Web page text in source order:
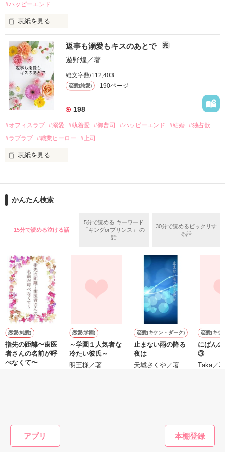
アプリ
酔った勢いで一夜を共にしてしまった。
さらに、美桜が初めてだと知った哲平は
『責任をとる、結婚しよう』と真っ直ぐに告げてきた。
戸惑う美桜とは裏腹に、好きという気持ちを隠すことなく
甘やかしてくる。
そんなある日、哲平は美桜がストーカー被害に
遭っていることを知る。
美桜を守るため、哲平は同居を提案してきて――。
夏木美桜(なつきみお)
鳴海哲平 (なるみてっぺい)
2026.6.5～2026.7.25
＊以前、公開していた話の改稿版です＊
作品を読む
#ハッピーエンド
表紙を見る
おかしな噂を流されて前の職場でうまくいかなかった梅田美
桜は、海外で傷心旅行をしていたところ、日本人美青年と出会
い、酒の勢いもあり一夜限りの関係となる。
帰国後、美桜は新しい職場でワンナイトした美青年と再会。
なんと彼の正体は、とある財閥御曹司にも関わらず、一族を離
れて起業した新進気鋭の実業家、社内でも冷徹だと評判な社長
――御影恭司その人だったのだ――！
なぜか恭司から飼い猫の世話係を命じられた美桜は、猫の世
の関係となってしまい――？
返事も溺愛もキスのあとで 完
遊野煌／著
総文字数/112,403
恋愛(純愛) 190ページ
198
#オフィスラブ #溺愛 #執着愛 #御曹司 #ハッピーエンド #結婚 #独占欲
#ラブラブ #職業ヒーロー #上司
表紙を見る
ションの企画戦略室で働いている。
めた、同期で恋人の石垣守（26）がいるのだが、後輩の姫原由
守と由羅から『便利屋雛子』と馬鹿にされ、一人こっそり泣い
ていた雛子に、企画戦略室の上司である雪瀬鷹哉（29）が
た上、同居まで提案してきて──？
鷹哉『宜しくな、俺の雛子』🦅
雛子『俺の……ひぃ、雛子？！！！』🐥
シゴデキで冷徹な上司が見せる素顔は、なぜか想像以上に甘く
て……🐥💓🦅
※表紙も作中使用の画像も全てフリー素材です。
※執筆期間2026.6.3〜7.20完結です。
※他サイトさんにて恋愛トレンド1位でした〜良かったら読ん
かんたん検索
15分で読める泣ける話
5分で読める キーワード
「キングorプリンス」 の
話
30分で読めるビックリす
る話
恋愛(純愛)
指先の距離〜歯医
者さんの名前が呼
べなくて〜
恋愛(学園)
～学園１人気者な
冷たい彼氏～
明王様／著
恋愛(キケン・ダーク)
止まない雨の降る
夜は
天城さくや／著
恋愛(キケ
にばん
③
Τaka／著